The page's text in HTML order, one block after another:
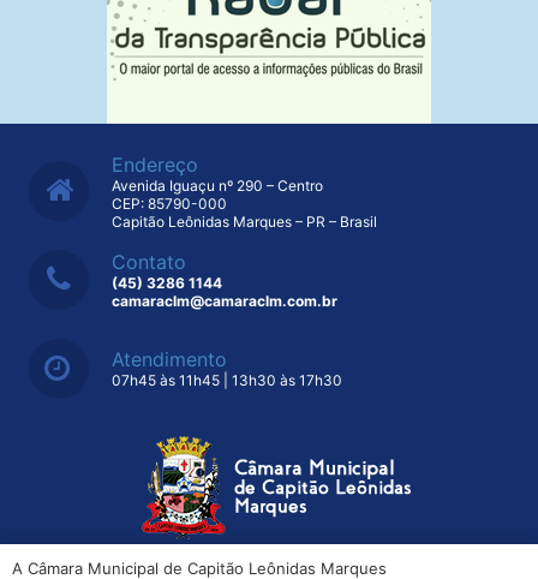
Endereço
Avenida Iguaçu nº 290 – Centro
CEP: 85790-000
Capitão Leônidas Marques – PR – Brasil
Contato
(45) 3286 1144
camaraclm@camaraclm.com.br
Atendimento
07h45 às 11h45 | 13h30 às 17h30
A Câmara Municipal de Capitão Leônidas Marques